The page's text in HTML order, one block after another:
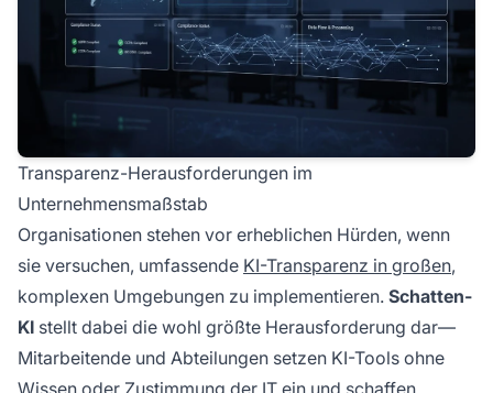
Transparenz-Herausforderungen im
Unternehmensmaßstab
Organisationen stehen vor erheblichen Hürden, wenn
sie versuchen, umfassende KI-Transparenz in großen,
komplexen Umgebungen zu implementieren. Schatten-
KI stellt dabei die wohl größte Herausforderung dar—
Mitarbeitende und Abteilungen setzen KI-Tools ohne